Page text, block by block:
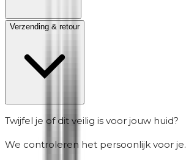
Verzending & retour
Twijfel je of dit veilig is voor jouw huid?
We controleren het persoonlijk voor je.